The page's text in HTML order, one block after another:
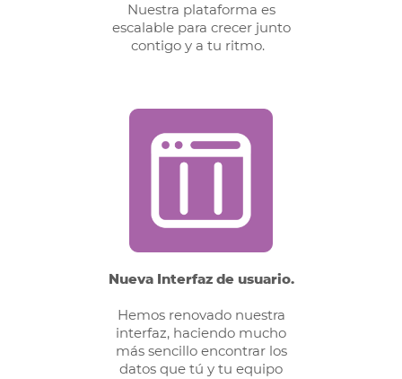
Nuestra plataforma es
escalable para crecer junto
contigo y a tu ritmo.
Nueva Interfaz de usuario.
Hemos renovado nuestra
interfaz, haciendo mucho
más sencillo encontrar los
datos que tú y tu equipo